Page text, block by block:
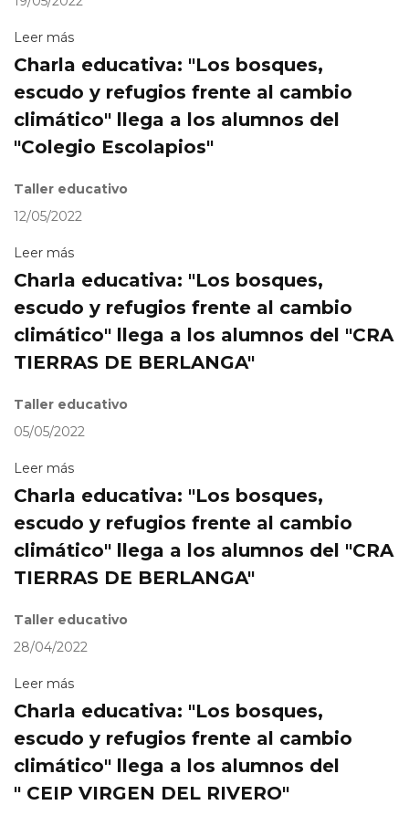
Leer más
Charla educativa: "Los bosques,
escudo y refugios frente al cambio
climático" llega a los alumnos del
"Colegio Escolapios"
Taller educativo
12/05/2022
Leer más
Charla educativa: "Los bosques,
escudo y refugios frente al cambio
climático" llega a los alumnos del "CRA
TIERRAS DE BERLANGA"
Taller educativo
05/05/2022
Leer más
Charla educativa: "Los bosques,
escudo y refugios frente al cambio
climático" llega a los alumnos del "CRA
TIERRAS DE BERLANGA"
Taller educativo
28/04/2022
Leer más
Charla educativa: "Los bosques,
escudo y refugios frente al cambio
climático" llega a los alumnos del
" CEIP VIRGEN DEL RIVERO"